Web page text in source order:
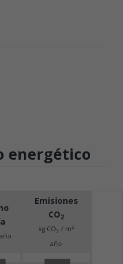
energético
año
Emisiones
CO2
kg CO2 / m2
año